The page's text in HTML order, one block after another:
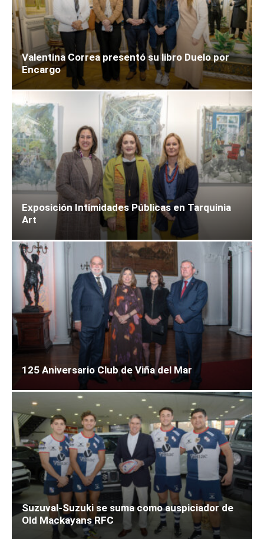
Valentina Correa presentó su libro Duelo por
Encargo
Exposición Intimidades Públicas en Tarquinia
Art
125 Aniversario Club de Viña del Mar
Suzuval-Suzuki se suma como auspiciador de
Old Mackayans RFC